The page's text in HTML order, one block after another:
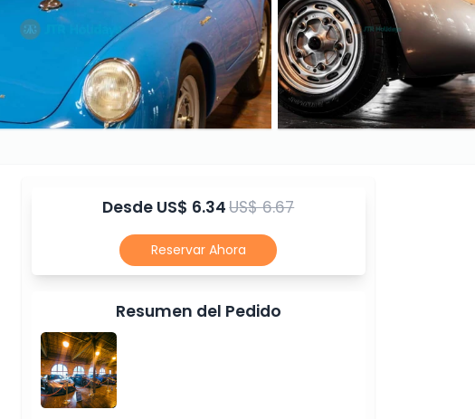
Desde US$ 6.34US$ 6.67
Reservar Ahora
Resumen del Pedido